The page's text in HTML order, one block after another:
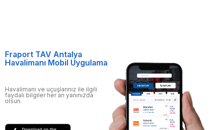
Fraport TAV Antalya
Havalimanı Mobil Uygulama
Havalimanı ve uçuşlarınız ile ilgili
faydalı bilgiler her an yanınızda
olsun.